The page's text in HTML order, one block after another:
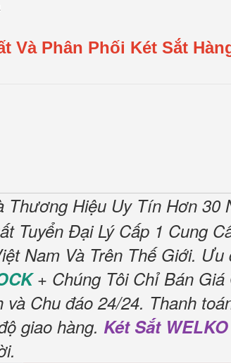
Và Phân Phối Két Sắt
Thương Hiệu Uy Tín Hơn 30
Tuyển Đại Lý Cấp 1 Cung
Nam Và Trên Thế Giới. Ưu
+ Chúng Tôi Chỉ Bán Giá
Chu đáo 24/24. Thanh
giao hàng. Két Sắt WELKO